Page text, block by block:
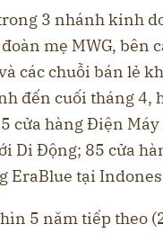
3 nhánh kinh
mẹ MWG, bên
các chuỗi bán lẻ
đến cuối tháng 4,
cửa hàng Điện
Di Động; 85 cửa
EraBlue tại
5 năm tiếp theo